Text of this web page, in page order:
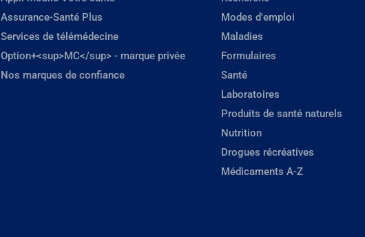
Assurance-Santé Plus
Services de télémédecine
Option+<sup>MC</sup> - marque privée
Nos marques de confiance
Modes d'emploi
Maladies
Formulaires
Santé
Laboratoires
Produits de santé naturels
Nutrition
Drogues récréatives
Médicaments A-Z